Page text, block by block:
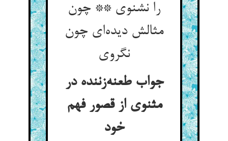
را نشنوی ** چون
مثالش دیده‌ای چون
نگروی
جواب طعنه‌زننده در
مثنوی از قصور فهم
خود